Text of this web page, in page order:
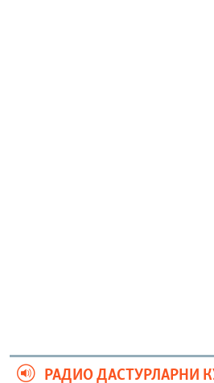
РАДИО ДАСТУРЛАРНИ